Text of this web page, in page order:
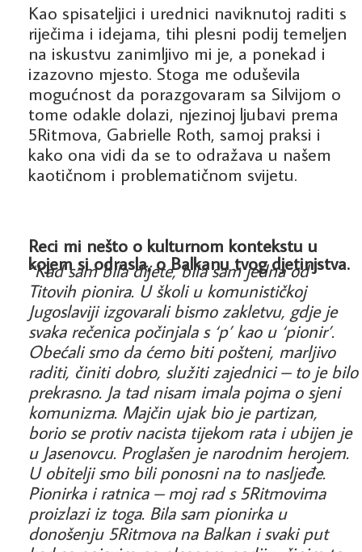
Kao spisateljici i urednici naviknutoj raditi s
riječima i idejama, tihi plesni podij temeljen
na iskustvu zanimljivo mi je, a ponekad i
izazovno mjesto. Stoga me oduševila
mogućnost da porazgovaram sa Silvijom o
tome odakle dolazi, njezinoj ljubavi prema
5Ritmova, Gabrielle Roth, samoj praksi i
kako ona vidi da se to odražava u našem
kaotičnom i problematičnom svijetu.
Reci mi nešto o kulturnom kontekstu u
kojem si odrasla, o Balkanu tvog djetinjstva.
“Kad sam bila dijete, bila sam jedna od
Titovih pionira. U školi u komunističkoj
Jugoslaviji izgovarali bismo zakletvu, gdje je
svaka rečenica počinjala s ‘p’ kao u ‘pionir’.
Obećali smo da ćemo biti pošteni, marljivo
raditi, činiti dobro, služiti zajednici – to je bilo
prekrasno. Ja tad nisam imala pojma o sjeni
komunizma. Majčin ujak bio je partizan,
borio se protiv nacista tijekom rata i ubijen je
u Jasenovcu. Proglašen je narodnim herojem.
U obitelji smo bili ponosni na to nasljeđe.
Pionirka i ratnica – moj rad s 5Ritmovima
proizlazi iz toga. Bila sam pionirka u
donošenju 5Ritmova na Balkan i svaki put